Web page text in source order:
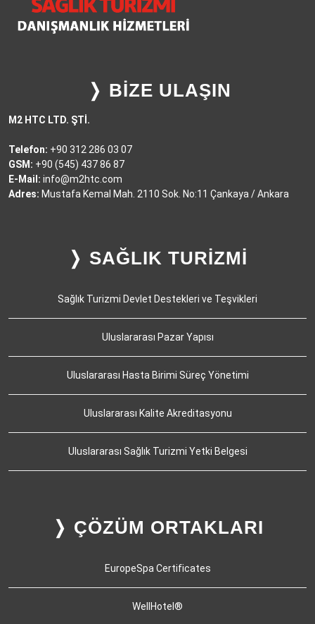
❭ BİZE ULAŞIN
M2 HTC LTD. ŞTİ.
Telefon: +90 312 286 03 07
GSM: +90 (545) 437 86 87
E-Mail: info@m2htc.com
Adres: Mustafa Kemal Mah. 2110 Sok. No:11 Çankaya / Ankara
❭ SAĞLIK TURİZMİ
Sağlık Turizmi Devlet Destekleri ve Teşvikleri
Uluslararası Pazar Yapısı
Uluslararası Hasta Birimi Süreç Yönetimi
Uluslararası Kalite Akreditasyonu
Uluslararası Sağlık Turizmi Yetki Belgesi
❭ ÇÖZÜM ORTAKLARI
EuropeSpa Certificates
WellHotel®